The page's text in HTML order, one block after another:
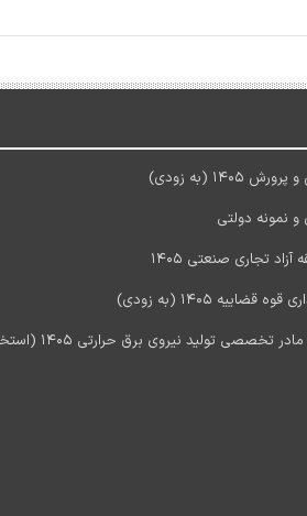
(به زودی)
و نمونه دولتی
تجاری صنعتی 1405
1405 (به زودی)
تولید نیروی برق حرارتی 1405 (استخدام جدید)